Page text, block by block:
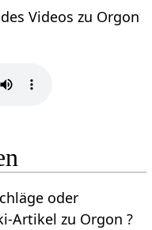
Videos zu Orgon
oder
Artikel zu Orgon ?